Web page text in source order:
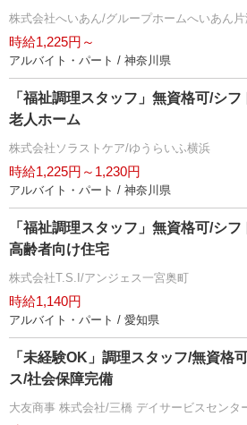
株式会社へいあん/グループホームへいあん
時給1,225円～
アルバイト・パート / 神奈川県
「福祉調理スタッフ」無資格可/シ
老人ホーム
株式会社ソラストケア/ゆうらいふ横浜
時給1,225円～1,230円
アルバイト・パート / 神奈川県
「福祉調理スタッフ」無資格可/シ
高齢者向け住宅
株式会社T.S.I/アンジェス一宮奥町
時給1,140円
アルバイト・パート / 愛知県
「未経験OK」調理スタッフ/無資格
ス/社会保障完備
大友商事 株式会社/三橋 デイサービスセンタ